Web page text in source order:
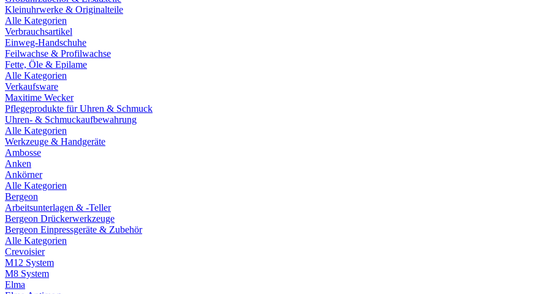
Kleinuhrwerke & Originalteile
Alle Kategorien
Verbrauchsartikel
Einweg-Handschuhe
Feilwachse & Profilwachse
Fette, Öle & Epilame
Alle Kategorien
Verkaufsware
Maxitime Wecker
Pflegeprodukte für Uhren & Schmuck
Uhren- & Schmuckaufbewahrung
Alle Kategorien
Werkzeuge & Handgeräte
Ambosse
Anken
Ankörner
Alle Kategorien
Bergeon
Arbeitsunterlagen & -Teller
Bergeon Drückerwerkzeuge
Bergeon Einpressgeräte & Zubehör
Alle Kategorien
Crevoisier
M12 System
M8 System
Elma